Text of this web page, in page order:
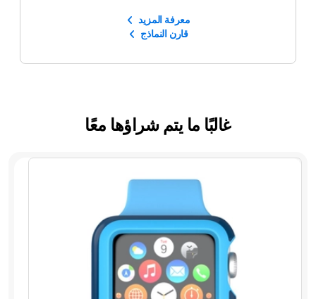
معرفة المزيد
قارن النماذج
غالبًا ما يتم شراؤها معًا